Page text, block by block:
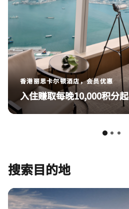
香港丽思卡尔顿酒店，会员优惠
入住赚取每晚10,000积分起
搜索目的地